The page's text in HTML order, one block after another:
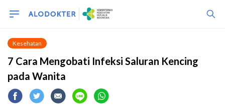
Kesehatan
7 Cara Mengobati Infeksi Saluran Kencing
pada Wanita